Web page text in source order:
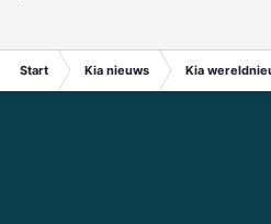
Start Kia nieuws Kia